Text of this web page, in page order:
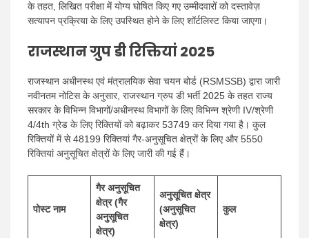
के तहत, लिखित परीक्षा में योग्य घोषित किए गए उम्मीदवारों को दस्तावेज़
सत्यापन प्रक्रिया के लिए उपस्थित होने के लिए शॉर्टलिस्ट किया जाएगा।
राजस्थान ग्रुप डी रिक्तियां 2025
राजस्थान अधीनस्थ एवं मंत्रालयिक सेवा चयन बोर्ड (RSMSSB) द्वारा जारी
नवीनतम नोटिस के अनुसार, राजस्थान ग्रुप डी भर्ती 2025 के तहत राज्य
सरकार के विभिन्न विभागों/अधीनस्थ विभागों के लिए विभिन्न श्रेणी IV/श्रेणी
4/4th ग्रेड के लिए रिक्तियों को बढ़ाकर 53749 कर दिया गया है। कुल
रिक्तियों में से 48199 रिक्तियां गैर-अनुसूचित क्षेत्रों के लिए और 5550
रिक्तियां अनुसूचित क्षेत्रों के लिए जारी की गई हैं।
पोस्ट नाम
गैर अनुसूचित
क्षेत्र (गैर
अनुसूचित
क्षेत्र)
अनुसूचित क्षेत्र
(अनुसूचित
क्षेत्र)
कुल